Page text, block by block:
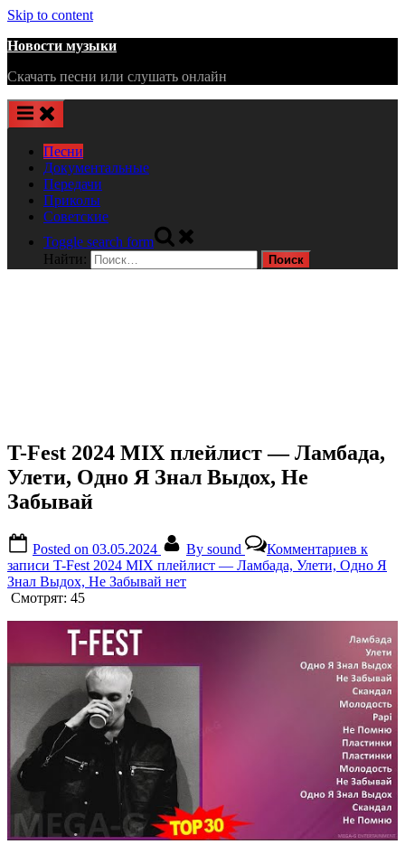
Skip to content
Новости музыки
Скачать песни или слушать онлайн
Песни
Документальные
Передачи
Приколы
Советские
Toggle search form
Найти:
T-Fest 2024 MIX плейлист — Ламбада,
Улети, Одно Я Знал Выдох, Не
Забывай
Posted on 03.05.2024 By sound Комментариев к
записи T-Fest 2024 MIX плейлист — Ламбада, Улети, Одно Я
Знал Выдох, Не Забывай нет
Смотрят: 45